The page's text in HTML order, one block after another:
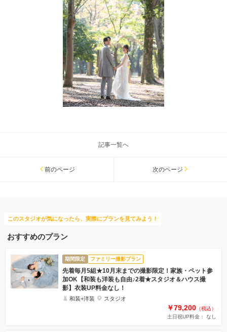
記事一覧へ
前のページ 次のページ
このスタジオが気になったら、実際にプランを見てみよう！
おすすめのプラン
期間限定 ファミリー撮影プラン
先着毎月5組★10月末までの撮影限定！家族・ペット参
加OK【和装も洋装も自由♪2着★スタジオ＆ハウス撮
影】衣装UP料金なし！
和装+洋装 スタジオ
￥79,200 （税込）
土日祝UP料金： なし